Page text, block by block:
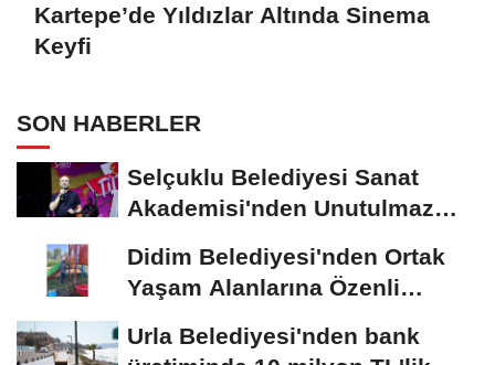
Kartepe’de Yıldızlar Altında Sinema
Keyfi
SON HABERLER
Selçuklu Belediyesi Sanat
Akademisi'nden Unutulmaz
Didim Belediyesi'nden Ortak
Yaşam Alanlarına Özenli
Urla Belediyesi'nden bank